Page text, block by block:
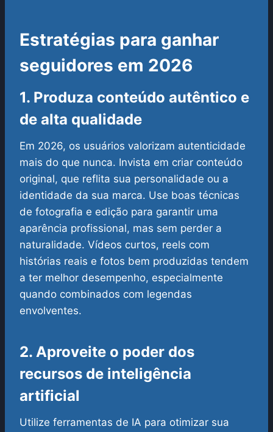
Estratégias para ganhar
seguidores em 2026
1. Produza conteúdo autêntico e
de alta qualidade
Em 2026, os usuários valorizam autenticidade
mais do que nunca. Invista em criar conteúdo
original, que reflita sua personalidade ou a
identidade da sua marca. Use boas técnicas
de fotografia e edição para garantir uma
aparência profissional, mas sem perder a
naturalidade. Vídeos curtos, reels com
histórias reais e fotos bem produzidas tendem
a ter melhor desempenho, especialmente
quando combinados com legendas
envolventes.
2. Aproveite o poder dos
recursos de inteligência
artificial
Utilize ferramentas de IA para otimizar sua